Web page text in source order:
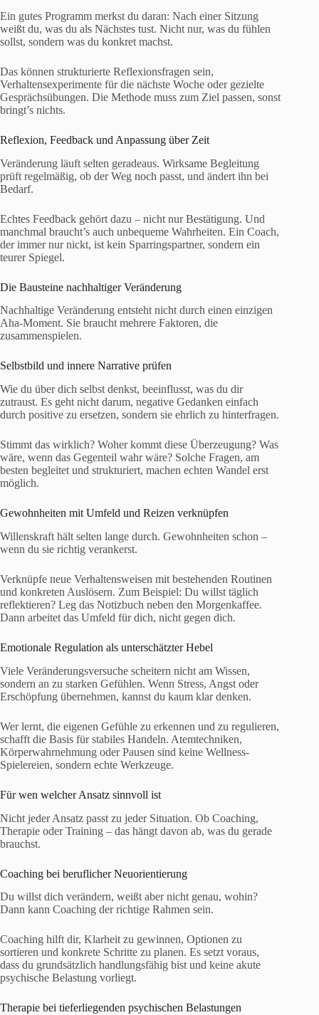
Ein gutes Programm merkst du daran: Nach einer Sitzung
weißt du, was du als Nächstes tust. Nicht nur, was du fühlen
sollst, sondern was du konkret machst.
Das können strukturierte Reflexionsfragen sein,
Verhaltensexperimente für die nächste Woche oder gezielte
Gesprächsübungen. Die Methode muss zum Ziel passen, sonst
bringt’s nichts.
Reflexion, Feedback und Anpassung über Zeit
Veränderung läuft selten geradeaus. Wirksame Begleitung
prüft regelmäßig, ob der Weg noch passt, und ändert ihn bei
Bedarf.
Echtes Feedback gehört dazu – nicht nur Bestätigung. Und
manchmal braucht’s auch unbequeme Wahrheiten. Ein Coach,
der immer nur nickt, ist kein Sparringspartner, sondern ein
teurer Spiegel.
Die Bausteine nachhaltiger Veränderung
Nachhaltige Veränderung entsteht nicht durch einen einzigen
Aha-Moment. Sie braucht mehrere Faktoren, die
zusammenspielen.
Selbstbild und innere Narrative prüfen
Wie du über dich selbst denkst, beeinflusst, was du dir
zutraust. Es geht nicht darum, negative Gedanken einfach
durch positive zu ersetzen, sondern sie ehrlich zu hinterfragen.
Stimmt das wirklich? Woher kommt diese Überzeugung? Was
wäre, wenn das Gegenteil wahr wäre? Solche Fragen, am
besten begleitet und strukturiert, machen echten Wandel erst
möglich.
Gewohnheiten mit Umfeld und Reizen verknüpfen
Willenskraft hält selten lange durch. Gewohnheiten schon –
wenn du sie richtig verankerst.
Verknüpfe neue Verhaltensweisen mit bestehenden Routinen
und konkreten Auslösern. Zum Beispiel: Du willst täglich
reflektieren? Leg das Notizbuch neben den Morgenkaffee.
Dann arbeitet das Umfeld für dich, nicht gegen dich.
Emotionale Regulation als unterschätzter Hebel
Viele Veränderungsversuche scheitern nicht am Wissen,
sondern an zu starken Gefühlen. Wenn Stress, Angst oder
Erschöpfung übernehmen, kannst du kaum klar denken.
Wer lernt, die eigenen Gefühle zu erkennen und zu regulieren,
schafft die Basis für stabiles Handeln. Atemtechniken,
Körperwahrnehmung oder Pausen sind keine Wellness-
Spielereien, sondern echte Werkzeuge.
Für wen welcher Ansatz sinnvoll ist
Nicht jeder Ansatz passt zu jeder Situation. Ob Coaching,
Therapie oder Training – das hängt davon ab, was du gerade
brauchst.
Coaching bei beruflicher Neuorientierung
Du willst dich verändern, weißt aber nicht genau, wohin?
Dann kann Coaching der richtige Rahmen sein.
Coaching hilft dir, Klarheit zu gewinnen, Optionen zu
sortieren und konkrete Schritte zu planen. Es setzt voraus,
dass du grundsätzlich handlungsfähig bist und keine akute
psychische Belastung vorliegt.
Therapie bei tieferliegenden psychischen Belastungen